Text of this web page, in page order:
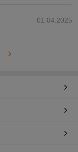
01.04.2025